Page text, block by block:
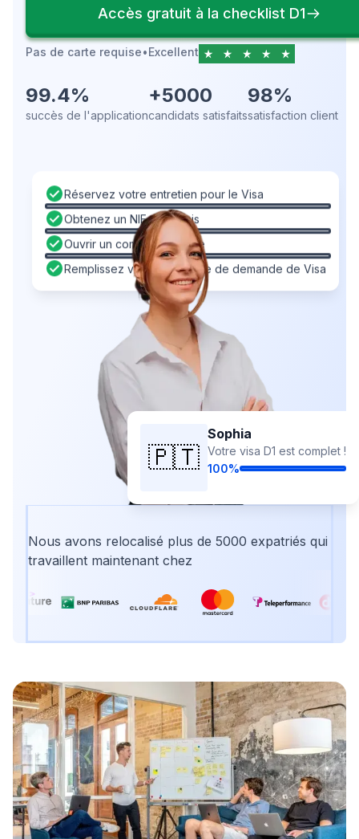
Accès gratuit à la checklist D1
Pas de carte requise•Excellent
99.4%
succès de l'application
+5000
candidats satisfaits
98%
satisfaction client
🇵🇹
Sophia
Votre visa D1 est complet !
100%
Réservez votre entretien pour le Visa
Obtenez un NIF portugais
Ouvrir un compte bancaire
Remplissez votre formulaire de demande de Visa
Nous avons relocalisé plus de 5000 expatriés qui
travaillent maintenant chez